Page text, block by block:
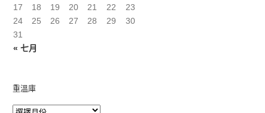
« 七月
17
18 19 20 21 22
23
24
25 26 27 28 29
30
31
重溫庫